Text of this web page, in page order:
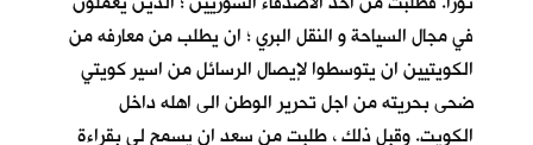
في مجال السياحة و النقل البري ؛ ان يطلب من معارفه من
الكويتيين ان يتوسطوا لإيصال الرسائل من اسير كويتي
ضحى بحريته من اجل تحرير الوطن الى اهله داخل
الكويت. وقبل ذلك ، طلبت من سعد ان يسمح لي بقراءة